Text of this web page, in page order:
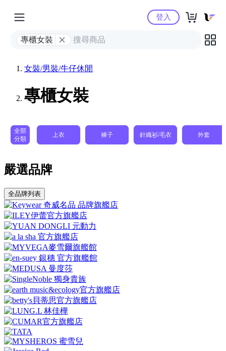
Yahoo購物中心
專櫃女裝
登入
女裝/男裝/牛仔休閒
專櫃女裝
全部
分類
上衣 褲子 針織衫/毛衣 外套
嚴選品牌
全品牌列表